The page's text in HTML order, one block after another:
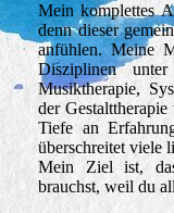
Mein komplettes
denn dieser
anfühlen. Meine
Disziplinen
Musiktherapie,
der
Tiefe an
überschreitet viele
Mein Ziel ist,
brauchst, weil du